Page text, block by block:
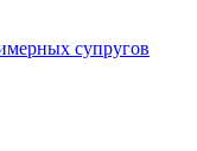
супругов